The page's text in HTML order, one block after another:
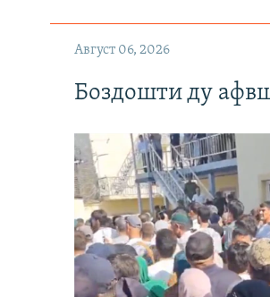
Август 06, 2026
Боздошти ду